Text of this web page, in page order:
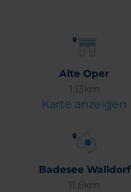
Alte Oper
1.13km
Karte anzeigen
Badesee Walldorf
11.6km